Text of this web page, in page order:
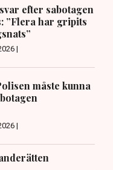
efter sabotagen
”Flera har gripits
|
måste kunna
|